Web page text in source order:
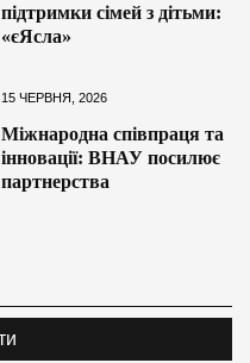
підтримки сімей з дітьми:
«єЯсла»
15 ЧЕРВНЯ, 2026
Міжнародна співпраця та
інновації: ВНАУ посилює
партнерства